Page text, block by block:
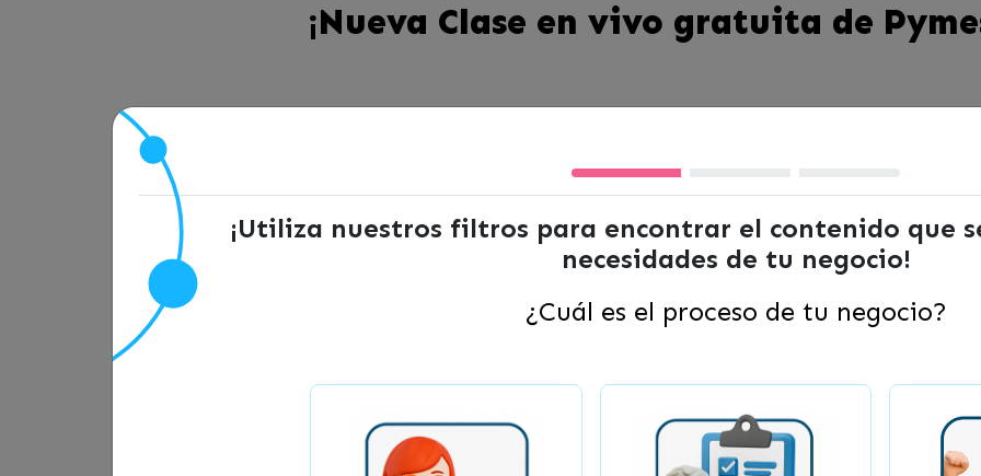
¡Nueva Clase en vivo gratuita de
¡Planificación financiera para emprendedores!
Aprende a planificar tus finanzas con esta clase gratuita. A crear y llevar un flujo de caja
Conoce la importancia de los presupuestos y cómo llevar una organización y actualización
mejores tips para mantener tus finanzas saludables.
La clase «Educación y planificación financiera
la lidera Ximena Cofré:
¡Utiliza nuestros filtros para encontrar el contenido que
necesidades de tu negocio!
¿Cuál es el proceso de tu negocio?